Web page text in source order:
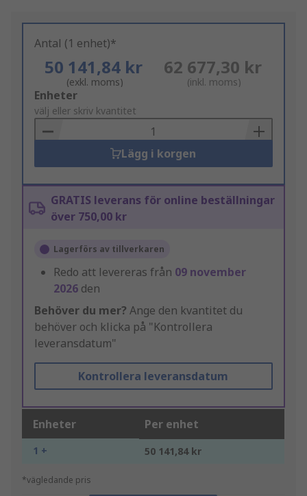
Antal (1 enhet)*
50 141,84 kr
(exkl. moms)
62 677,30 kr
(inkl. moms)
Add
to
Basket
Enheter
välj eller skriv kvantitet
Lägg i korgen
GRATIS leverans för online beställningar
över 750,00 kr
Lagerförs av tillverkaren
Redo att levereras från 09 november
2026 den
Behöver du mer? Ange den kvantitet du
behöver och klicka på "Kontrollera
leveransdatum"
Kontrollera leveransdatum
Enheter Per enhet
1 + 50 141,84 kr
*vägledande pris